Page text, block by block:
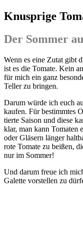
Knusprige
Der Sommer
Wenn es eine Zutat gibt
ist es die Toma­te. Kein
für mich ein ganz
Tel­ler zu bringen.
Dar­um wür­de ich euch
kau­fen. Für bestimm­tes
tier­te Sai­son und die­se
klar, man kann Toma­ten
oder Glä­sern län­ger
rote Toma­te zu bei­ßen,
nur im Sommer!
Und dar­um freue ich
Galet­te vor­stel­len zu